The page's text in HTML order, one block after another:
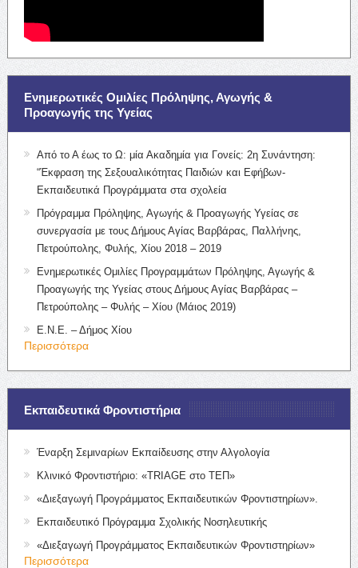
Ενημερωτικές Ομιλίες Πρόληψης, Αγωγής &
Προαγωγής της Υγείας
Από το Α έως το Ω: μία Ακαδημία για Γονείς: 2η Συνάντηση:
“Έκφραση της Σεξουαλικότητας Παιδιών και Εφήβων-
Εκπαιδευτικά Προγράμματα στα σχολεία
Πρόγραμμα Πρόληψης, Αγωγής & Προαγωγής Υγείας σε
συνεργασία με τους Δήμους Αγίας Βαρβάρας, Παλλήνης,
Πετρούπολης, Φυλής, Χίου 2018 – 2019
Ενημερωτικές Ομιλίες Προγραμμάτων Πρόληψης, Αγωγής &
Προαγωγής της Υγείας στους Δήμους Αγίας Βαρβάρας –
Πετρούπολης – Φυλής – Χίου (Μάιος 2019)
Ε.Ν.Ε. – Δήμος Χίου
Περισσότερα
Εκπαιδευτικά Φροντιστήρια
Έναρξη Σεμιναρίων Εκπαίδευσης στην Αλγολογία
Κλινικό Φροντιστήριο: «TRIAGE στο ΤΕΠ»
«Διεξαγωγή Προγράμματος Εκπαιδευτικών Φροντιστηρίων».
Εκπαιδευτικό Πρόγραμμα Σχολικής Νοσηλευτικής
«Διεξαγωγή Προγράμματος Εκπαιδευτικών Φροντιστηρίων»
Περισσότερα